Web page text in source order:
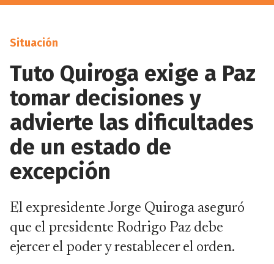
Situación
Tuto Quiroga exige a Paz
tomar decisiones y
advierte las dificultades
de un estado de
excepción
El expresidente Jorge Quiroga aseguró
que el presidente Rodrigo Paz debe
ejercer el poder y restablecer el orden.